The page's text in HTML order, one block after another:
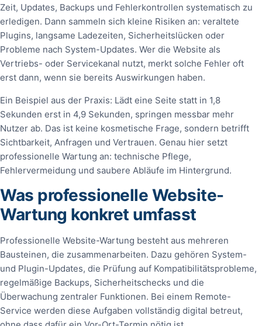
Zeit, Updates, Backups und Fehlerkontrollen systematisch zu
erledigen. Dann sammeln sich kleine Risiken an: veraltete
Plugins, langsame Ladezeiten, Sicherheitslücken oder
Probleme nach System-Updates. Wer die Website als
Vertriebs- oder Servicekanal nutzt, merkt solche Fehler oft
erst dann, wenn sie bereits Auswirkungen haben.
Ein Beispiel aus der Praxis: Lädt eine Seite statt in 1,8
Sekunden erst in 4,9 Sekunden, springen messbar mehr
Nutzer ab. Das ist keine kosmetische Frage, sondern betrifft
Sichtbarkeit, Anfragen und Vertrauen. Genau hier setzt
professionelle Wartung an: technische Pflege,
Fehlervermeidung und saubere Abläufe im Hintergrund.
Was professionelle Website-
Wartung konkret umfasst
Professionelle Website-Wartung besteht aus mehreren
Bausteinen, die zusammenarbeiten. Dazu gehören System-
und Plugin-Updates, die Prüfung auf Kompatibilitätsprobleme,
regelmäßige Backups, Sicherheitschecks und die
Überwachung zentraler Funktionen. Bei einem Remote-
Service werden diese Aufgaben vollständig digital betreut,